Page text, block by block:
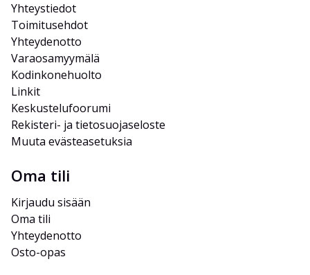
Yhteystiedot
Toimitusehdot
Yhteydenotto
Varaosamyymälä
Kodinkonehuolto
Linkit
Keskustelufoorumi
Rekisteri- ja tietosuojaseloste
Muuta evästeasetuksia
Oma tili
Kirjaudu sisään
Oma tili
Yhteydenotto
Osto-opas